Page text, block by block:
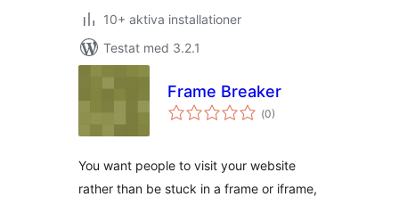
10+ aktiva installationer
Testat med 3.2.1
Frame Breaker
(Totalt
antal
0)
You want people to visit your website
rather than be stuck in a frame or iframe,